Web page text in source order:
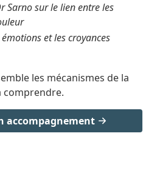
Sarno sur le lien entre les
et les croyances
les mécanismes de la
comprendre.
accompagnement